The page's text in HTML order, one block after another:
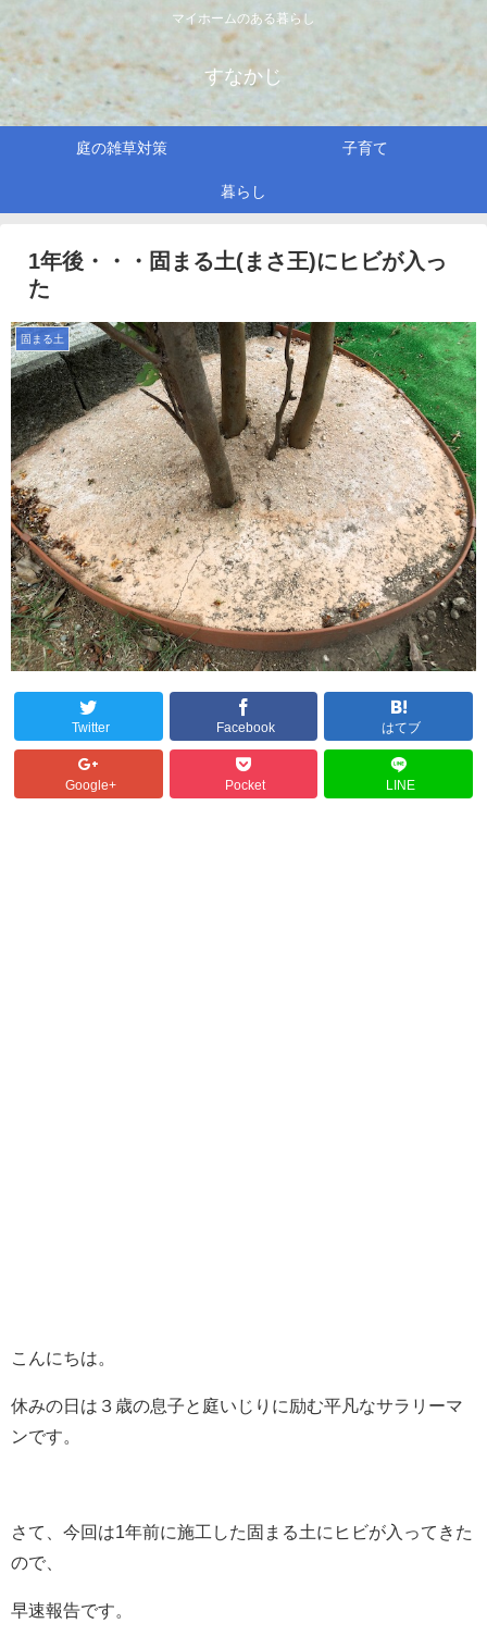
マイホームのある暮らし
すなかじ
庭の雑草対策 子育て
暮らし
1年後・・・固まる土(まさ王)にヒビが入っ
た
固まる土
Twitter Facebook はてブ
Google+ Pocket LINE
こんにちは。
休みの日は３歳の息子と庭いじりに励む平凡なサラリーマ
ンです。
さて、今回は1年前に施工した固まる土にヒビが入ってきた
ので、
早速報告です。